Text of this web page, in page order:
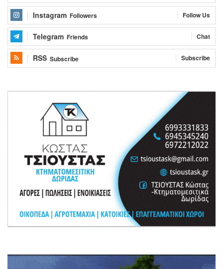
Instagram Followers Follow Us
Telegram Friends Chat
RSS Subscribe Subscribe